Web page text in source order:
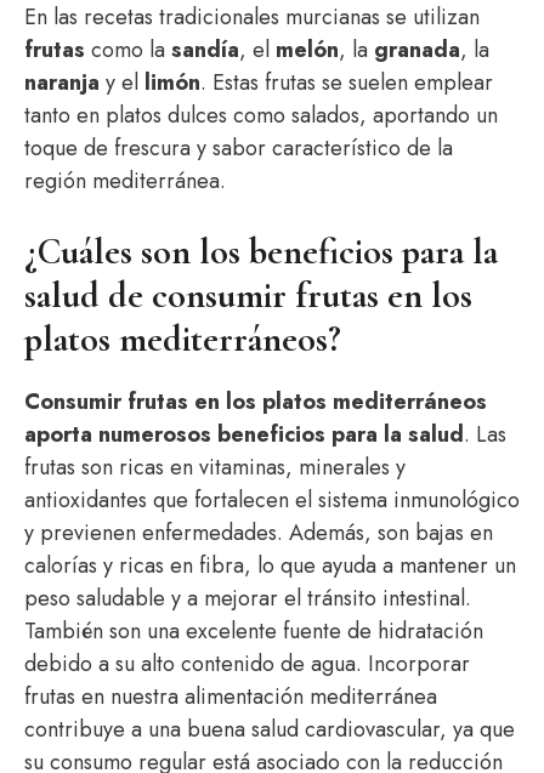
En las recetas tradicionales murcianas se utilizan
frutas como lasandía, el melón, la granada, la
naranja y el limón. Estas frutas se suelen emplear
tanto en platos dulces como salados, aportando un
toque de frescura y sabor característico de la
región mediterránea.
¿Cuáles son los beneficios para la
salud de consumir frutas en los
platos mediterráneos?
Consumir frutas en los platos mediterráneos
aporta numerosos beneficios para la salud. Las
frutas son ricas en vitaminas, minerales y
antioxidantes que fortalecen el sistema inmunológico
y previenen enfermedades. Además, son bajas en
calorías y ricas en fibra, lo que ayuda a mantener un
peso saludable y a mejorar el tránsito intestinal.
También son una excelente fuente de hidratación
debido a su alto contenido de agua. Incorporar
frutas en nuestra alimentación mediterránea
contribuye a una buena salud cardiovascular, ya que
su consumo regular está asociado con la reducción